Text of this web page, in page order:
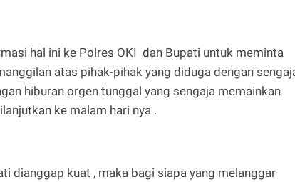
hal ini ke Polres OKI dan Bupati untuk meminta
atas pihak-pihak yang diduga dengan
hiburan orgen tunggal yang sengaja memainkan
ke malam hari nya .
dianggap kuat , maka bagi siapa yang melanggar